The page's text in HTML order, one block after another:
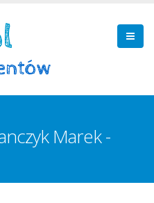
Marek -